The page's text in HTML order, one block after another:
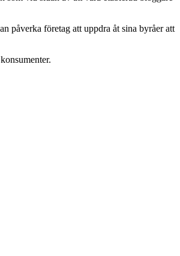
påverka företag att uppdra åt sina byråer att